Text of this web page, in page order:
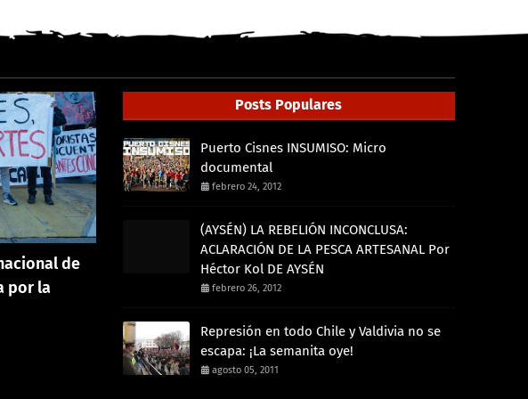
de
por la
Posts Populares
Puerto Cisnes INSUMISO: Micro
documental
febrero 24, 2012
(AYSÉN) LA REBELIÓN INCONCLUSA:
ACLARACIÓN DE LA PESCA ARTESANAL Por
Héctor Kol DE AYSÉN
febrero 26, 2012
Represión en todo Chile y Valdivia no se
escapa: ¡La semanita oye!
agosto 05, 2011